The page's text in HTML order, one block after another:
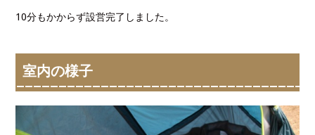
10分もかからず設営完了しました。
室内の様子